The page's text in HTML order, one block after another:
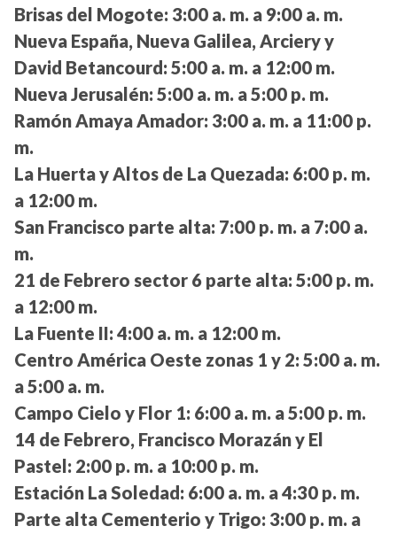
Brisas del Mogote: 3:00 a. m. a 9:00 a. m.
Nueva España, Nueva Galilea, Arciery y
David Betancourd: 5:00 a. m. a 12:00 m.
Nueva Jerusalén: 5:00 a. m. a 5:00 p. m.
Ramón Amaya Amador: 3:00 a. m. a 11:00 p.
m.
La Huerta y Altos de La Quezada: 6:00 p. m.
a 12:00 m.
San Francisco parte alta: 7:00 p. m. a 7:00 a.
m.
21 de Febrero sector 6 parte alta: 5:00 p. m.
a 12:00 m.
La Fuente II: 4:00 a. m. a 12:00 m.
Centro América Oeste zonas 1 y 2: 5:00 a. m.
a 5:00 a. m.
Campo Cielo y Flor 1: 6:00 a. m. a 5:00 p. m.
14 de Febrero, Francisco Morazán y El
Pastel: 2:00 p. m. a 10:00 p. m.
Estación La Soledad: 6:00 a. m. a 4:30 p. m.
Parte alta Cementerio y Trigo: 3:00 p. m. a